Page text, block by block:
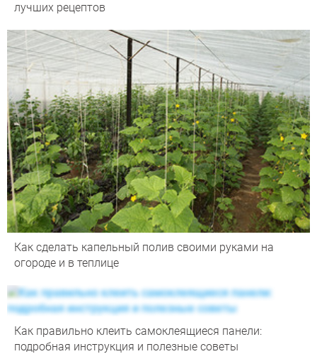
лучших рецептов
Как сделать капельный полив своими руками на
огороде и в теплице
Как правильно клеить самоклеящиеся панели:
подробная инструкция и полезные советы